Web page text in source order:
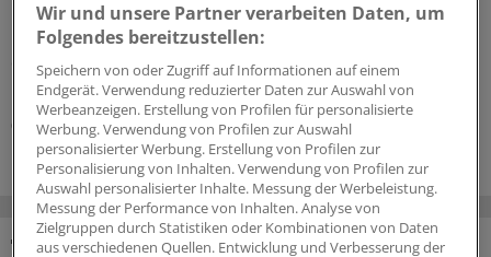
Das umstrittene GKV-Spargesetz ist in Kraft getreten.
Das bedeutet auch, dass schon jetzt einige Regelungen
der Arzneitherapie gelten – unter anderem das Aus der
Homöopathie auf Kosten der GKV.
03.08.2026
Wir und unsere Partner verarbeiten Daten, um
Folgendes bereitzustellen:
Speichern von oder Zugriff auf Informationen auf einem
Endgerät. Verwendung reduzierter Daten zur Auswahl von
Werbeanzeigen. Erstellung von Profilen für personalisierte
Werbung. Verwendung von Profilen zur Auswahl
personalisierter Werbung. Erstellung von Profilen zur
Personalisierung von Inhalten. Verwendung von Profilen zur
Auswahl personalisierter Inhalte. Messung der Werbeleistung.
Messung der Performance von Inhalten. Analyse von
Zielgruppen durch Statistiken oder Kombinationen von Daten
aus verschiedenen Quellen. Entwicklung und Verbesserung der